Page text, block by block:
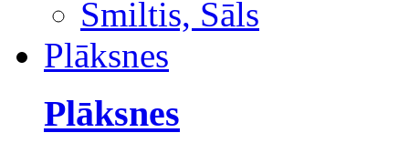
Smiltis, Sāls
Plāksnes
Plāksnes